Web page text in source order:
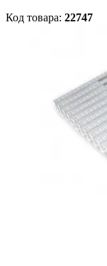
Код товара: 22747